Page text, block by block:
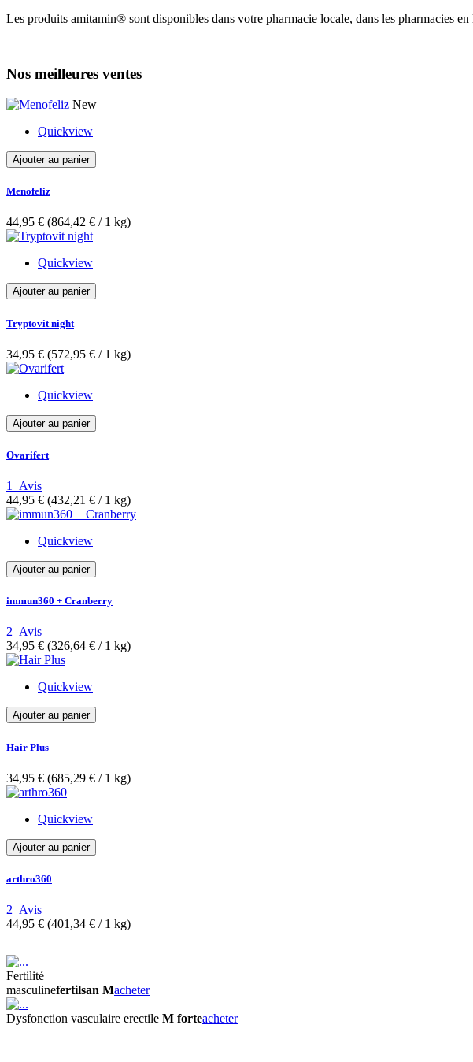
Les produits amitamin® sont disponibles dans votre pharmacie locale, dans les pharmacies
Nos meilleures ventes
New
Quickview
Ajouter au panier
Menofeliz
44,95 € (864,42 €­ / 1 kg)
Quickview
Ajouter au panier
Tryptovit night
34,95 € (572,95 €­ / 1 kg)
Quickview
Ajouter au panier
Ovarifert
1 Avis
44,95 € (432,21 €­ / 1 kg)
Quickview
Ajouter au panier
immun360 + Cranberry
2 Avis
34,95 € (326,64 €­ / 1 kg)
Quickview
Ajouter au panier
Hair Plus
34,95 € (685,29 €­ / 1 kg)
Quickview
Ajouter au panier
arthro360
2 Avis
44,95 € (401,34 €­ / 1 kg)
Fertilité
masculinefertilsan Macheter
Dysfonction vasculaire erectile M forteacheter